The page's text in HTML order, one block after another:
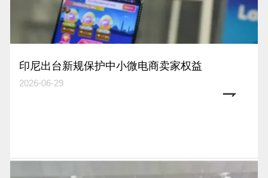
印尼出台新规保护中小微电商卖家权益
2026-06-29